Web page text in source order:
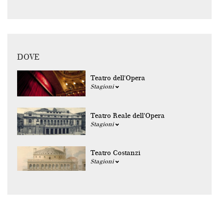
DOVE
Teatro dell'Opera
Stagioni
Teatro Reale dell'Opera
Stagioni
Teatro Costanzi
Stagioni